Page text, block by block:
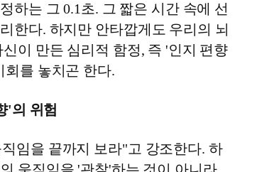
하는 그 0.1초. 그 짧은 시간 속에 선
한다. 하지만 안타깝게도 우리의 뇌
이 만든 심리적 함정, 즉 '인지 편향
회를 놓치곤 한다.
'의 위험
임을 끝까지 보라"고 강조한다. 하